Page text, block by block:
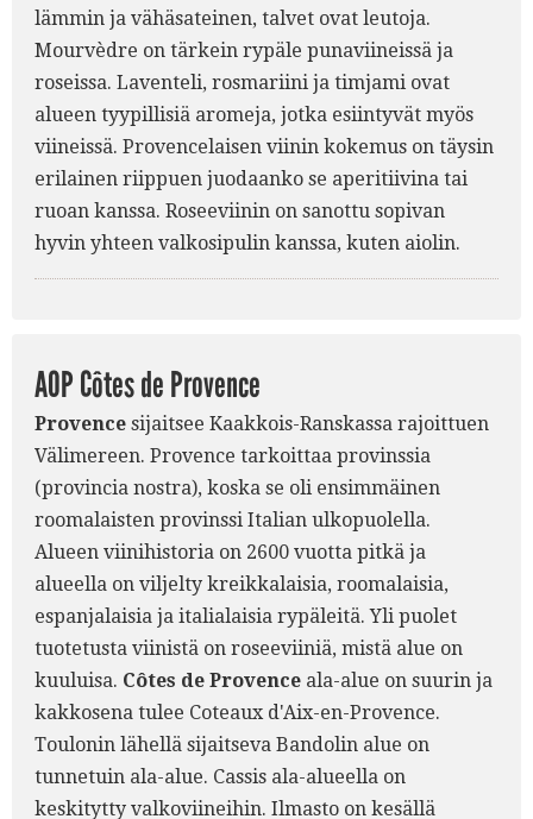
lämmin ja vähäsateinen, talvet ovat leutoja.
Mourvèdre on tärkein rypäle punaviineissä ja
roseissa. Laventeli, rosmariini ja timjami ovat
alueen tyypillisiä aromeja, jotka esiintyvät myös
viineissä. Provencelaisen viinin kokemus on täysin
erilainen riippuen juodaanko se aperitiivina tai
ruoan kanssa. Roseeviinin on sanottu sopivan
hyvin yhteen valkosipulin kanssa, kuten aiolin.
AOP Côtes de Provence
Provence sijaitsee Kaakkois-Ranskassa rajoittuen
Välimereen. Provence tarkoittaa provinssia
(provincia nostra), koska se oli ensimmäinen
roomalaisten provinssi Italian ulkopuolella.
Alueen viinihistoria on 2600 vuotta pitkä ja
alueella on viljelty kreikkalaisia, roomalaisia,
espanjalaisia ja italialaisia rypäleitä. Yli puolet
tuotetusta viinistä on roseeviiniä, mistä alue on
kuuluisa. Côtes de Provence ala-alue on suurin ja
kakkosena tulee Coteaux d'Aix-en-Provence.
Toulonin lähellä sijaitseva Bandolin alue on
tunnetuin ala-alue. Cassis ala-alueella on
keskitytty valkoviineihin. Ilmasto on kesällä